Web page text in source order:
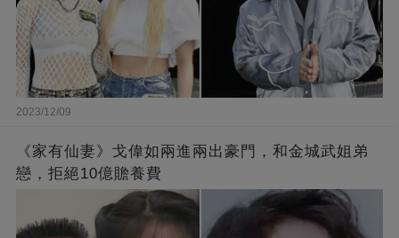
2023/12/09
《家有仙妻》戈偉如兩進兩出豪門，和金城武姐弟
戀，拒絕10億贍養費